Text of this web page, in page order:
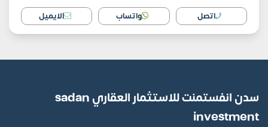
اتصل واتساب الايميل
سدن انفستمنت للاستثمار العقاري sadan
investment